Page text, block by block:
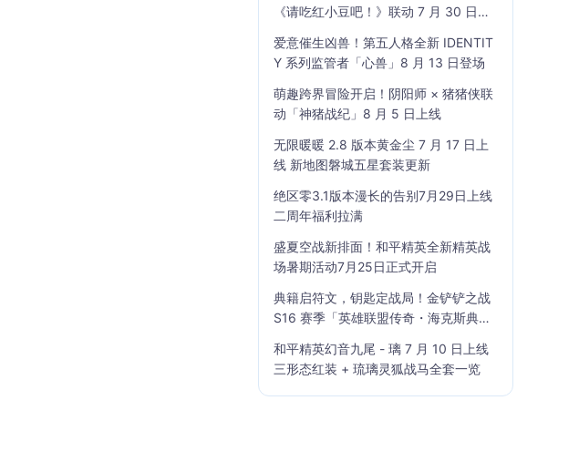
《请吃红小豆吧！》联动 7 月 30 日开
爱意催生凶兽！第五人格全新 IDENTIT
Y 系列监管者「心兽」8 月 13 日登场
萌趣跨界冒险开启！阴阳师 × 猪猪侠联
动「神猪战纪」8 月 5 日上线
无限暖暖 2.8 版本黄金尘 7 月 17 日上
线 新地图磐城五星套装更新
绝区零3.1版本漫长的告别7月29日上线
二周年福利拉满
盛夏空战新排面！和平精英全新精英战
场暑期活动7月25日正式开启
典籍启符文，钥匙定战局！金铲铲之战
S16 赛季「英雄联盟传奇・海克斯典
和平精英幻音九尾 - 璃 7 月 10 日上线
三形态红装 + 琉璃灵狐战马全套一览